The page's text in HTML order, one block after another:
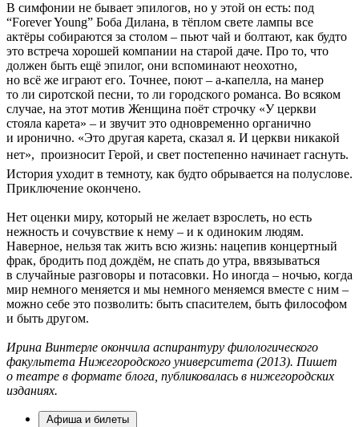
В симфонии не бывает эпилогов, но у этой он есть: под
“Forever Young” Боба Дилана, в тёплом свете лампы все
актёры собираются за столом – пьют чай и болтают, как будто
это встреча хорошей компании на старой даче. Про то, что
должен быть ещё эпилог, они вспоминают неохотно,
но всё же играют его. Точнее, поют – а-капелла, на манер
то ли сиротской песни, то ли городского романса. Во всяком
случае, на этот мотив Женщина поёт строчку «У церкви
стояла карета» – и звучит это одновременно органично
и иронично. «Это другая карета, сказал я. И церкви никакой
нет»,  произносит Герой, и свет постепенно начинает гаснуть.
История уходит в темноту, как будто обрывается на полуслове.
Приключение окончено.
Нет оценки миру, который не желает взрослеть, но есть
нежность и сочувствие к нему – и к одиноким людям.
Наверное, нельзя так жить всю жизнь: нацепив концертный
фрак, бродить под дождём, не спать до утра, ввязываться
в случайные разговоры и потасовки. Но иногда – ночью, когда
мир немного меняется и мы немного меняемся вместе с ним –
можно себе это позволить: быть спасителем, быть философом
и быть другом.
Ирина Винтерле окончила аспирантуру филологического
факультета Нижегородского университета (2013). Пишет
о театре в формате блога, публиковалась в нижегородских
изданиях.
Афиша и билеты